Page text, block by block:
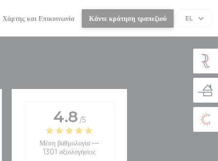
Χάρτης και Επικοινωνία Κάντε κράτηση τραπεζιού EL
4.8 /5
Μέση βαθμολογία —
1301 αξιολογήσεις